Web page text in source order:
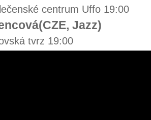
centrum Uffo 19:00
Jazz)
tvrz 19:00